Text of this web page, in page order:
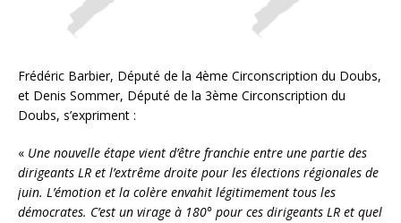
Frédéric Barbier, Député de la 4ème Circonscription du Doubs,
et Denis Sommer, Député de la 3ème Circonscription du
Doubs, s’expriment :
« Une nouvelle étape vient d’être franchie entre une partie des
dirigeants LR et l’extrême droite pour les élections régionales de
juin. L’émotion et la colère envahit légitimement tous les
démocrates. C’est un virage à 180° pour ces dirigeants LR et quel